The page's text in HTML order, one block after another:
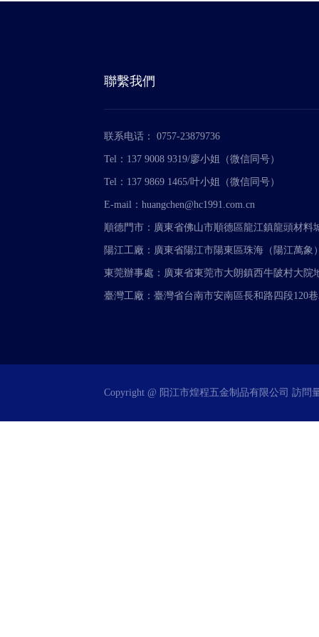
聯繫我們
联系电话： 0757-23879736
Tel：137 9008 9319/廖小姐（微信同号）
Tel：137 9869 1465/叶小姐（微信同号）
E-mail：huangchen@hc1991.com.cn
順德門市：廣東省佛山市順德區龍江鎮龍頭材料
陽江工廠：廣東省陽江市陽東區珠海（陽江萬象
東莞辦事處：廣東省東莞市大朗鎮西牛陂村大院
臺灣工廠：臺灣省台南市安南區長和路四段120
Copyright @ 阳江市煌程五金制品有限公司 訪問